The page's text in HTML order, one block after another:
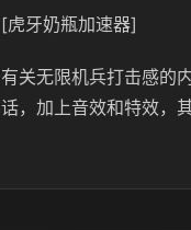
[虎牙奶瓶加速器]
有关无限机兵打击感的
话，加上音效和特效，